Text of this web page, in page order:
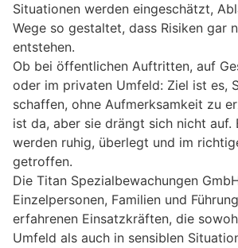
Situationen werden eingeschätzt,
Wege so gestaltet, dass Risiken gar
entstehen.
Ob bei öffentlichen Auftritten, auf
oder im privaten Umfeld: Ziel ist es,
schaffen, ohne Aufmerksamkeit zu
ist da, aber sie drängt sich nicht auf.
werden ruhig, überlegt und im
getroffen.
Die Titan Spezialbewachungen
Einzelpersonen, Familien und
erfahrenen Einsatzkräften, die
Umfeld als auch in sensiblen